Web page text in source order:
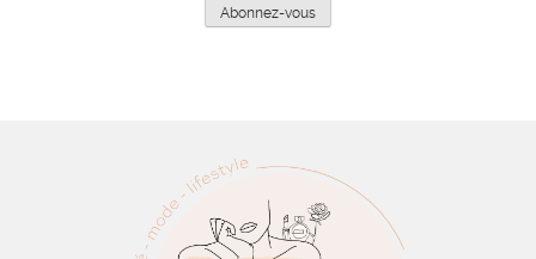
Abonnez-vous